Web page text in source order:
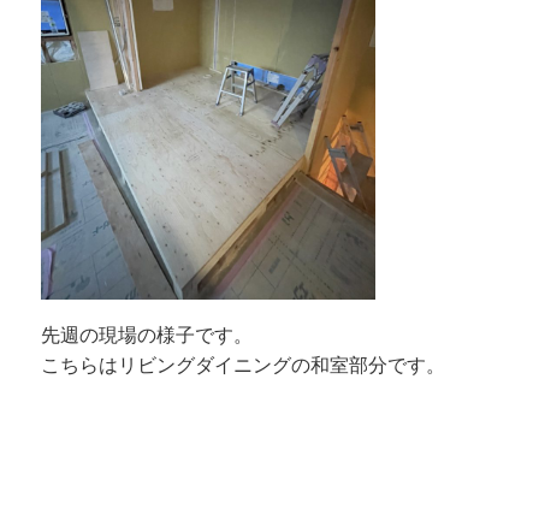
先週の現場の様子です。
こちらはリビングダイニングの和室部分です。